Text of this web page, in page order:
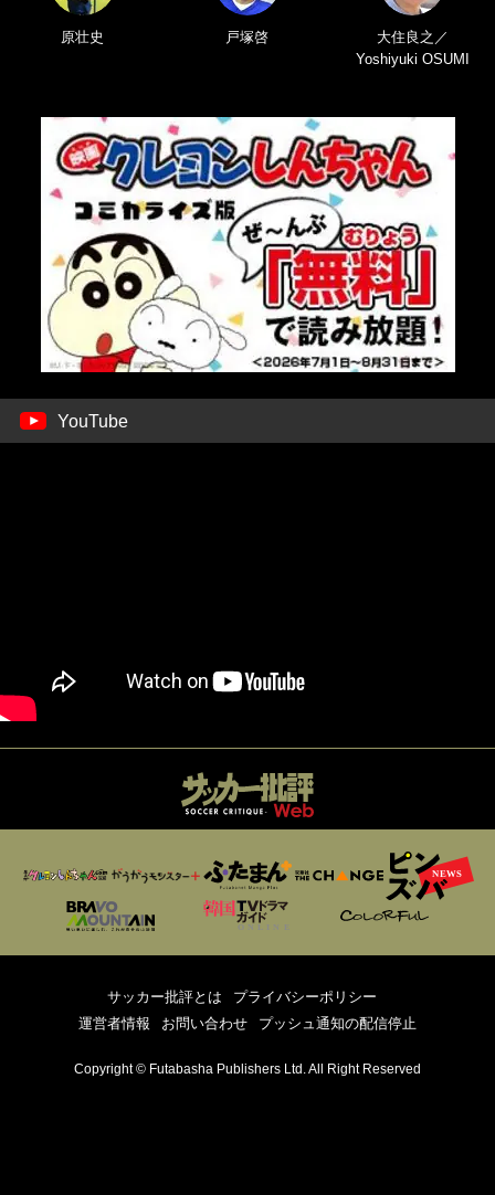
原壮史 戸塚啓
大住良之／
Yoshiyuki OSUMI
YouTube
サッカー批評とは
プライバシーポリシー
運営者情報
お問い合わせ プッシュ通知の配信停止
Copyright © Futabasha Publishers Ltd. All Right Reserved